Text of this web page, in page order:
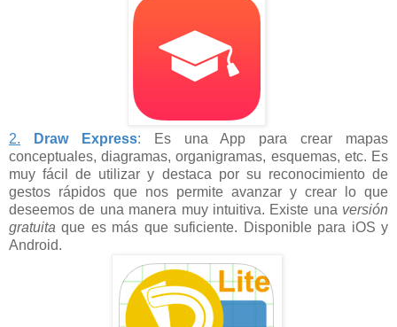
2. Draw Express:
Es una App para crear mapas
conceptuales, diagramas, organigramas, esquemas, etc. Es
muy fácil de utilizar y destaca por su reconocimiento de
gestos rápidos que nos permite avanzar y crear lo que
deseemos de una manera muy intuitiva. Existe una versión
gratuita que es más que suficiente. Disponible para iOS y
Android.